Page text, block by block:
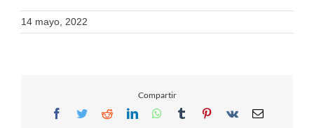
14 mayo, 2022
Compartir
Facebook
TwitterRedditLinkedInWhatsApp
TumblrPinterest
Vk Email